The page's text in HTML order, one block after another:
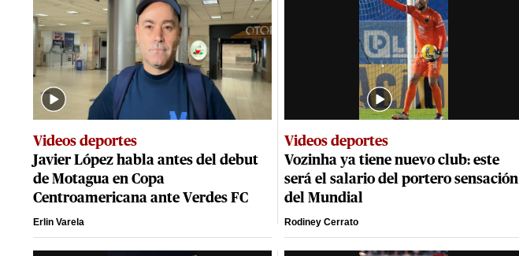
Videos deportes
Javier López habla antes del debut
de Motagua en Copa
Centroamericana ante Verdes FC
Erlin Varela
Videos deportes
Vozinha ya tiene nuevo club: este
será el salario del portero sensación
del Mundial
Rodiney Cerrato